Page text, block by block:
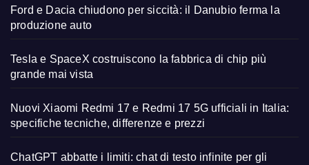
Ford e Dacia chiudono per siccità: il Danubio ferma la
produzione auto
Tesla e SpaceX costruiscono la fabbrica di chip più
grande mai vista
Nuovi Xiaomi Redmi 17 e Redmi 17 5G ufficiali in Italia:
specifiche tecniche, differenze e prezzi
ChatGPT abbatte i limiti: chat di testo infinite per gli